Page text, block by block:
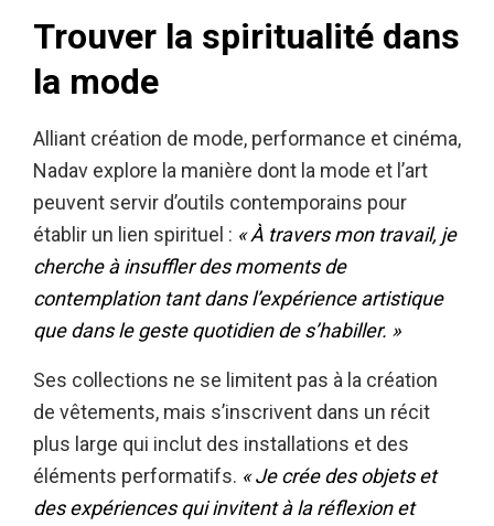
Trouver la spiritualité dans
la mode
Alliant création de mode, performance et cinéma,
Nadav explore la manière dont la mode et l’art
peuvent servir d’outils contemporains pour
établir un lien spirituel : « À travers mon travail, je
cherche à insuffler des moments de
contemplation tant dans l’expérience artistique
que dans le geste quotidien de s’habiller. »
Ses collections ne se limitent pas à la création
de vêtements, mais s’inscrivent dans un récit
plus large qui inclut des installations et des
éléments performatifs. « Je crée des objets et
des expériences qui invitent à la réflexion et